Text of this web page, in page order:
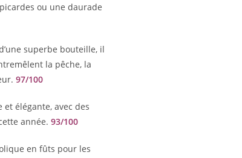
ou une daurade
superbe bouteille, il
la pêche, la
97/100
élégante, avec des
année. 93/100
en fûts pour les